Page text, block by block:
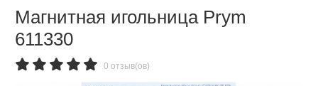
Магнитная игольница Prym
611330
0 отзыв(ов)